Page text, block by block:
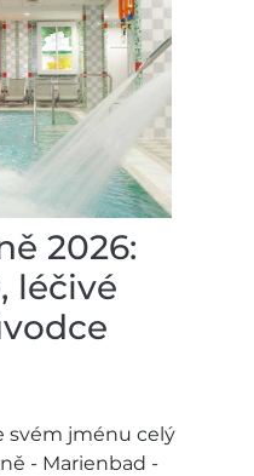
2026:
léčivé
svém jménu celý
- Marienbad -